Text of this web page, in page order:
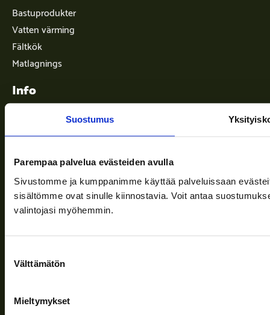
Suostumus
Parempaa palvelua evästeiden avulla
Sivustomme ja kumppanimme käyttää palveluissaan
sisältömme ovat sinulle kiinnostavia. Voit antaa
valintojasi myöhemmin.
valinta
Välttämätön
Mieltymykset
Bastuprodukter
Vatten värming
Fältkök
Matlagnings
Info
Leveransvillkor
Nyheter
Företaget
Information och stöd